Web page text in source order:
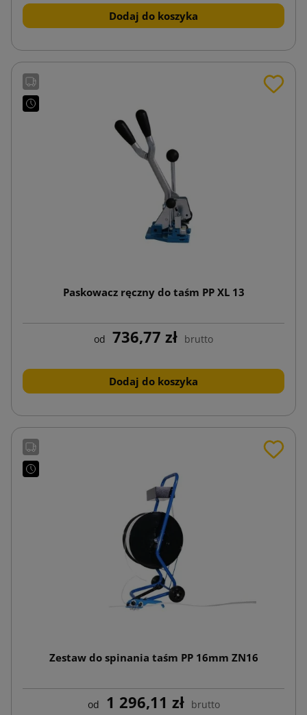
Dodaj do koszyka
Paskowacz ręczny do taśm PP XL 13
od 736,77 zł brutto
Dodaj do koszyka
Zestaw do spinania taśm PP 16mm ZN16
od 1 296,11 zł brutto